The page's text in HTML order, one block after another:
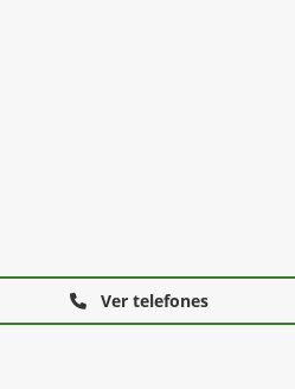
Ver telefones